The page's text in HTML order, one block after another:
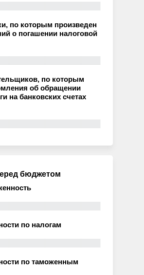
по которым произведен
о погашении налоговой
по которым
об обращении
на банковских счетах
бюджетом
по налогам
по таможенным